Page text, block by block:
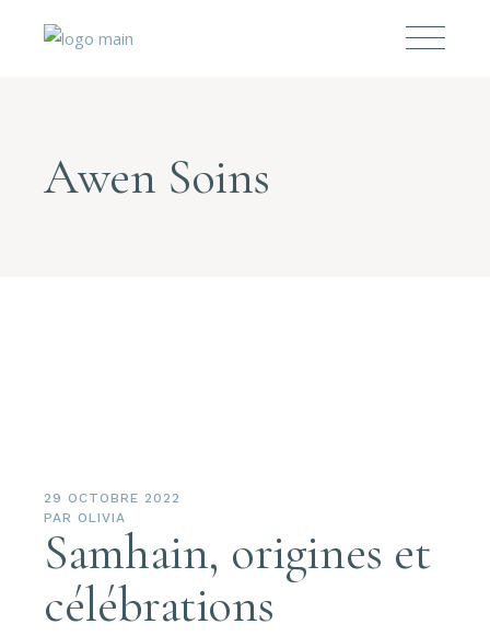
Awen Soins
29 OCTOBRE 2022
PAR OLIVIA
Samhain, origines et
célébrations